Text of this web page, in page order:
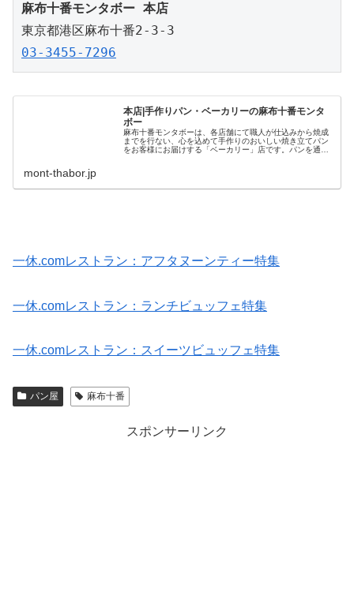
麻布十番モンタボー 本店
03-3455-7296
本店|手作りパン・ベーカリーの麻布十番モンタ
ボー
麻布十番モンタボーは、各店舗にて職人が仕込みから焼成
までを行ない、心を込めて手作りのおいしい焼き立てパン
をお客様にお届けする「ベーカリー」店です。パンを通じ
mont-thabor.jp
一休.comレストラン：アフタヌーンティー特集
一休.comレストラン：ランチビュッフェ特集
一休.comレストラン：スイーツビュッフェ特集
パン屋 麻布十番
スポンサーリンク